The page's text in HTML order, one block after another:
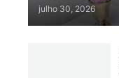
julho 30, 2026